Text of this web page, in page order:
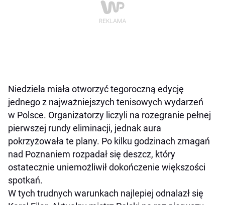
Niedziela miała otworzyć tegoroczną edycję
jednego z najważniejszych tenisowych wydarzeń
w Polsce. Organizatorzy liczyli na rozegranie pełnej
pierwszej rundy eliminacji, jednak aura
pokrzyżowała te plany. Po kilku godzinach zmagań
nad Poznaniem rozpadał się deszcz, który
ostatecznie uniemożliwił dokończenie większości
spotkań.
W tych trudnych warunkach najlepiej odnalazł się